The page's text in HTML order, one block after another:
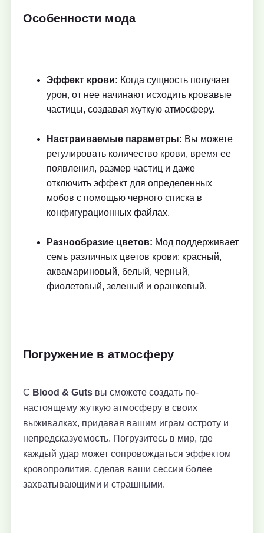
Особенности мода
Эффект крови: Когда сущность получает
урон, от нее начинают исходить кровавые
частицы, создавая жуткую атмосферу.
Настраиваемые параметры: Вы можете
регулировать количество крови, время ее
появления, размер частиц и даже
отключить эффект для определенных
мобов с помощью черного списка в
конфигурационных файлах.
Разнообразие цветов: Мод поддерживает
семь различных цветов крови: красный,
аквамариновый, белый, черный,
фиолетовый, зеленый и оранжевый.
Погружение в атмосферу
С Blood & Guts вы сможете создать по-
настоящему жуткую атмосферу в своих
выживалках, придавая вашим играм остроту и
непредсказуемость. Погрузитесь в мир, где
каждый удар может сопровождаться эффектом
кровопролития, сделав ваши сессии более
захватывающими и страшными.